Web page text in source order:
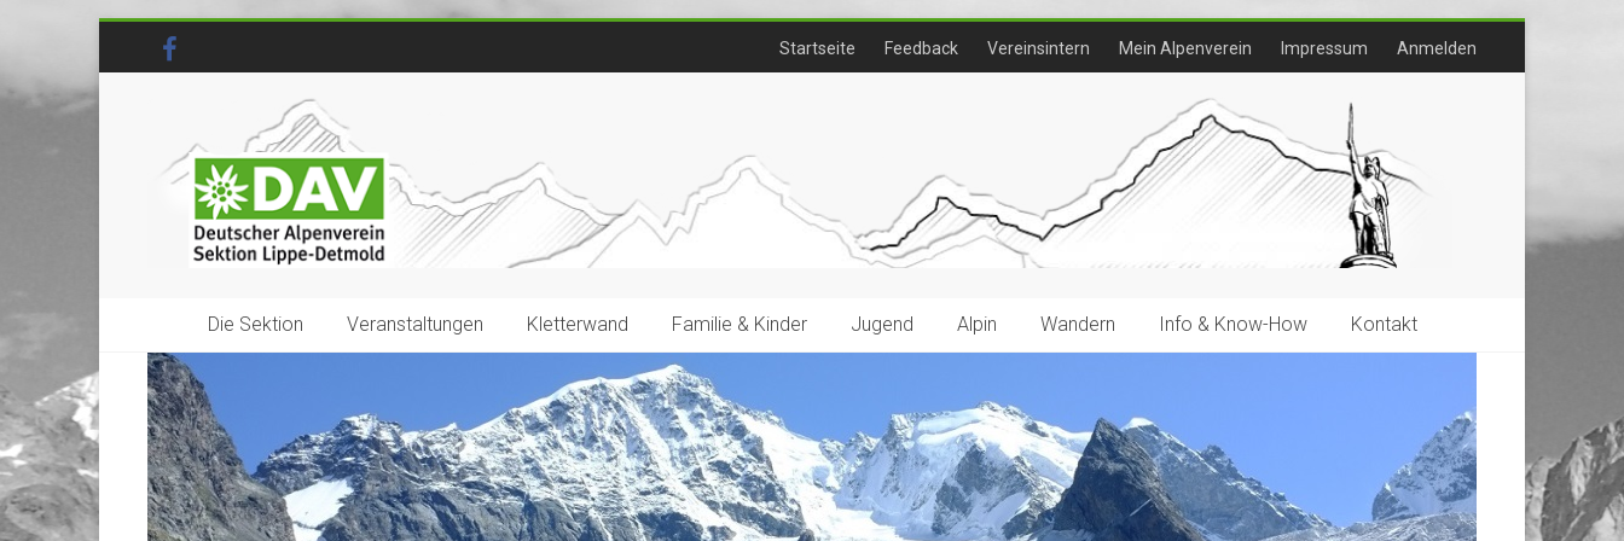
Startseite Feedback Vereinsintern Mein Alpenverein Impressum Anmelden
Die Sektion Veranstaltungen Kletterwand Familie & Kinder Jugend Alpin Wandern Info & Know-How Kontakt